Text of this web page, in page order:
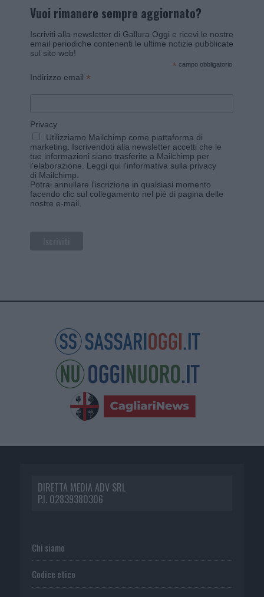
Vuoi rimanere sempre aggiornato?
Iscriviti alla newsletter di Gallura Oggi e ricevi le nostre
email periodiche contenenti le ultime notizie pubblicate
sul sito web!
* campo obbligatorio
Indirizzo email *
Privacy
Utilizziamo Mailchimp come piattaforma di
marketing. Iscrivendoti alla newsletter accetti che le
tue informazioni siano trasferite a Mailchimp per
l'elaborazione. Leggi qui l'informativa sulla privacy
di Mailchimp
Potrai annullare l'iscrizione in qualsiasi momento
facendo clic sul collegamento nel piè di pagina delle
nostre e-mail.
DIRETTA MEDIA ADV SRL
P.I. 02839380306
Chi siamo
Codice etico